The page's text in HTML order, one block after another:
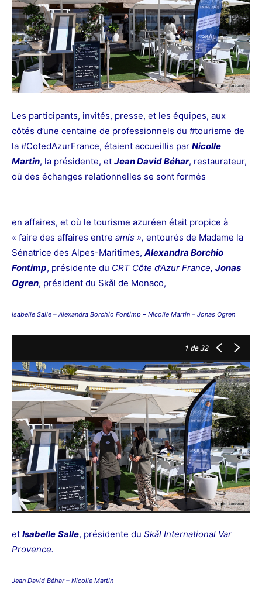
Les participants, invités, presse, et les équipes, aux
côtés d’une centaine de professionnels du #tourisme de
la #CotedAzurFrance, étaient accueillis par Nicolle
Martin, la présidente, et Jean David Béhar, restaurateur,
où des échanges relationnelles se sont formés
en affaires, et où le tourisme azuréen était propice à
« faire des affaires entre amis », entourés de Madame la
Sénatrice des Alpes-Maritimes,Alexandra Borchio
Fontimp, présidente du CRT Côte d’Azur France, Jonas
Ogren, président du Skål de Monaco,
Isabelle Salle – Alexandra Borchio Fontimp – Nicolle Martin – Jonas Ogren
1 de 32
et Isabelle Salle, présidente du Skål International Var
Provence.
Jean David Béhar – Nicolle Martin